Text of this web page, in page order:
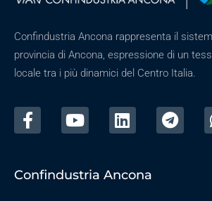
Confindustria Ancona rappresenta il
provincia di Ancona, espressione di un
locale tra i più dinamici del Centro Italia.
Confindustria Ancona